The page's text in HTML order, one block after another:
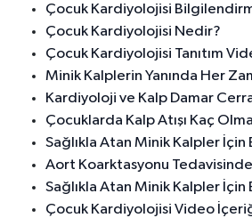
Çocuk Kardiyolojisi
Çocuk Kardiyolojisi Nedir?
Çocuk Kardiyolojisi Tanıtım
Minik Kalplerin Yanında Her
Kardiyoloji ve Kalp Damar
Çocuklarda Kalp Atışı Kaç
Sağlıkla Atan Minik Kalpler İçin
Aort Koarktasyonu
Sağlıkla Atan Minik Kalpler İçin
Çocuk Kardiyolojisi Video